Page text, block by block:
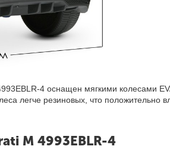
4 оснащен мягкими колесами
легче резиновых, что положительно
M 4993EBLR-4